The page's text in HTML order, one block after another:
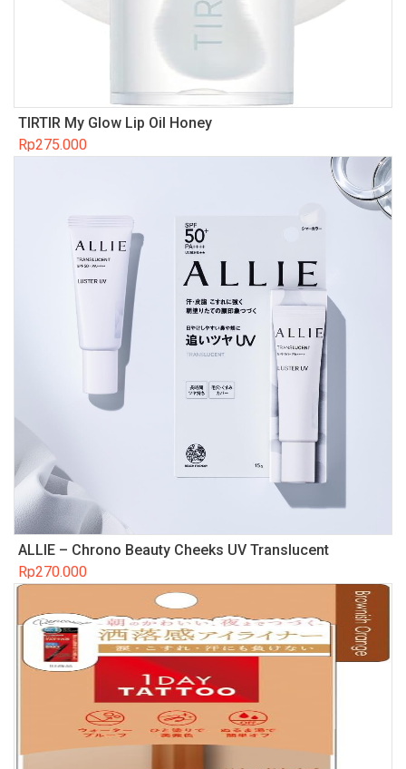
TIRTIR My Glow Lip Oil Honey
Rp275.000
ALLIE – Chrono Beauty Cheeks UV Translucent
Rp270.000